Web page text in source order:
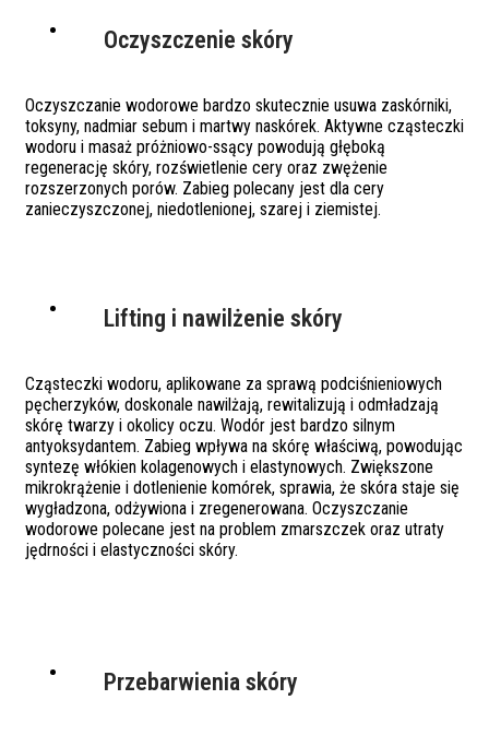
Oczyszczenie skóry
Oczyszczanie wodorowe bardzo skutecznie usuwa zaskórniki,
toksyny, nadmiar sebum i martwy naskórek. Aktywne cząsteczki
wodoru i masaż próżniowo-ssący powodują głęboką
regenerację skóry, rozświetlenie cery oraz zwężenie
rozszerzonych porów. Zabieg polecany jest dla cery
zanieczyszczonej, niedotlenionej, szarej i ziemistej.
Lifting i nawilżenie skóry
Cząsteczki wodoru, aplikowane za sprawą podciśnieniowych
pęcherzyków, doskonale nawilżają, rewitalizują i odmładzają
skórę twarzy i okolicy oczu. Wodór jest bardzo silnym
antyoksydantem. Zabieg wpływa na skórę właściwą, powodując
syntezę włókien kolagenowych i elastynowych. Zwiększone
mikrokrążenie i dotlenienie komórek, sprawia, że skóra staje się
wygładzona, odżywiona i zregenerowana. Oczyszczanie
wodorowe polecane jest na problem zmarszczek oraz utraty
jędrności i elastyczności skóry.
Przebarwienia skóry